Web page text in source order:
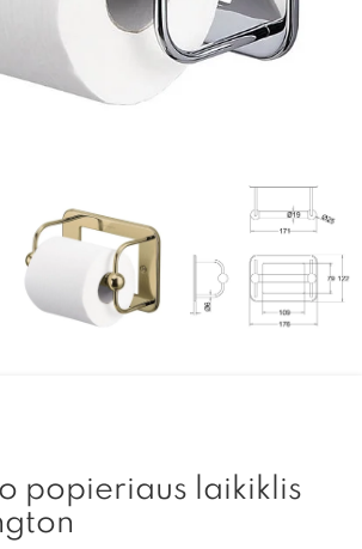
popieriaus laikiklis